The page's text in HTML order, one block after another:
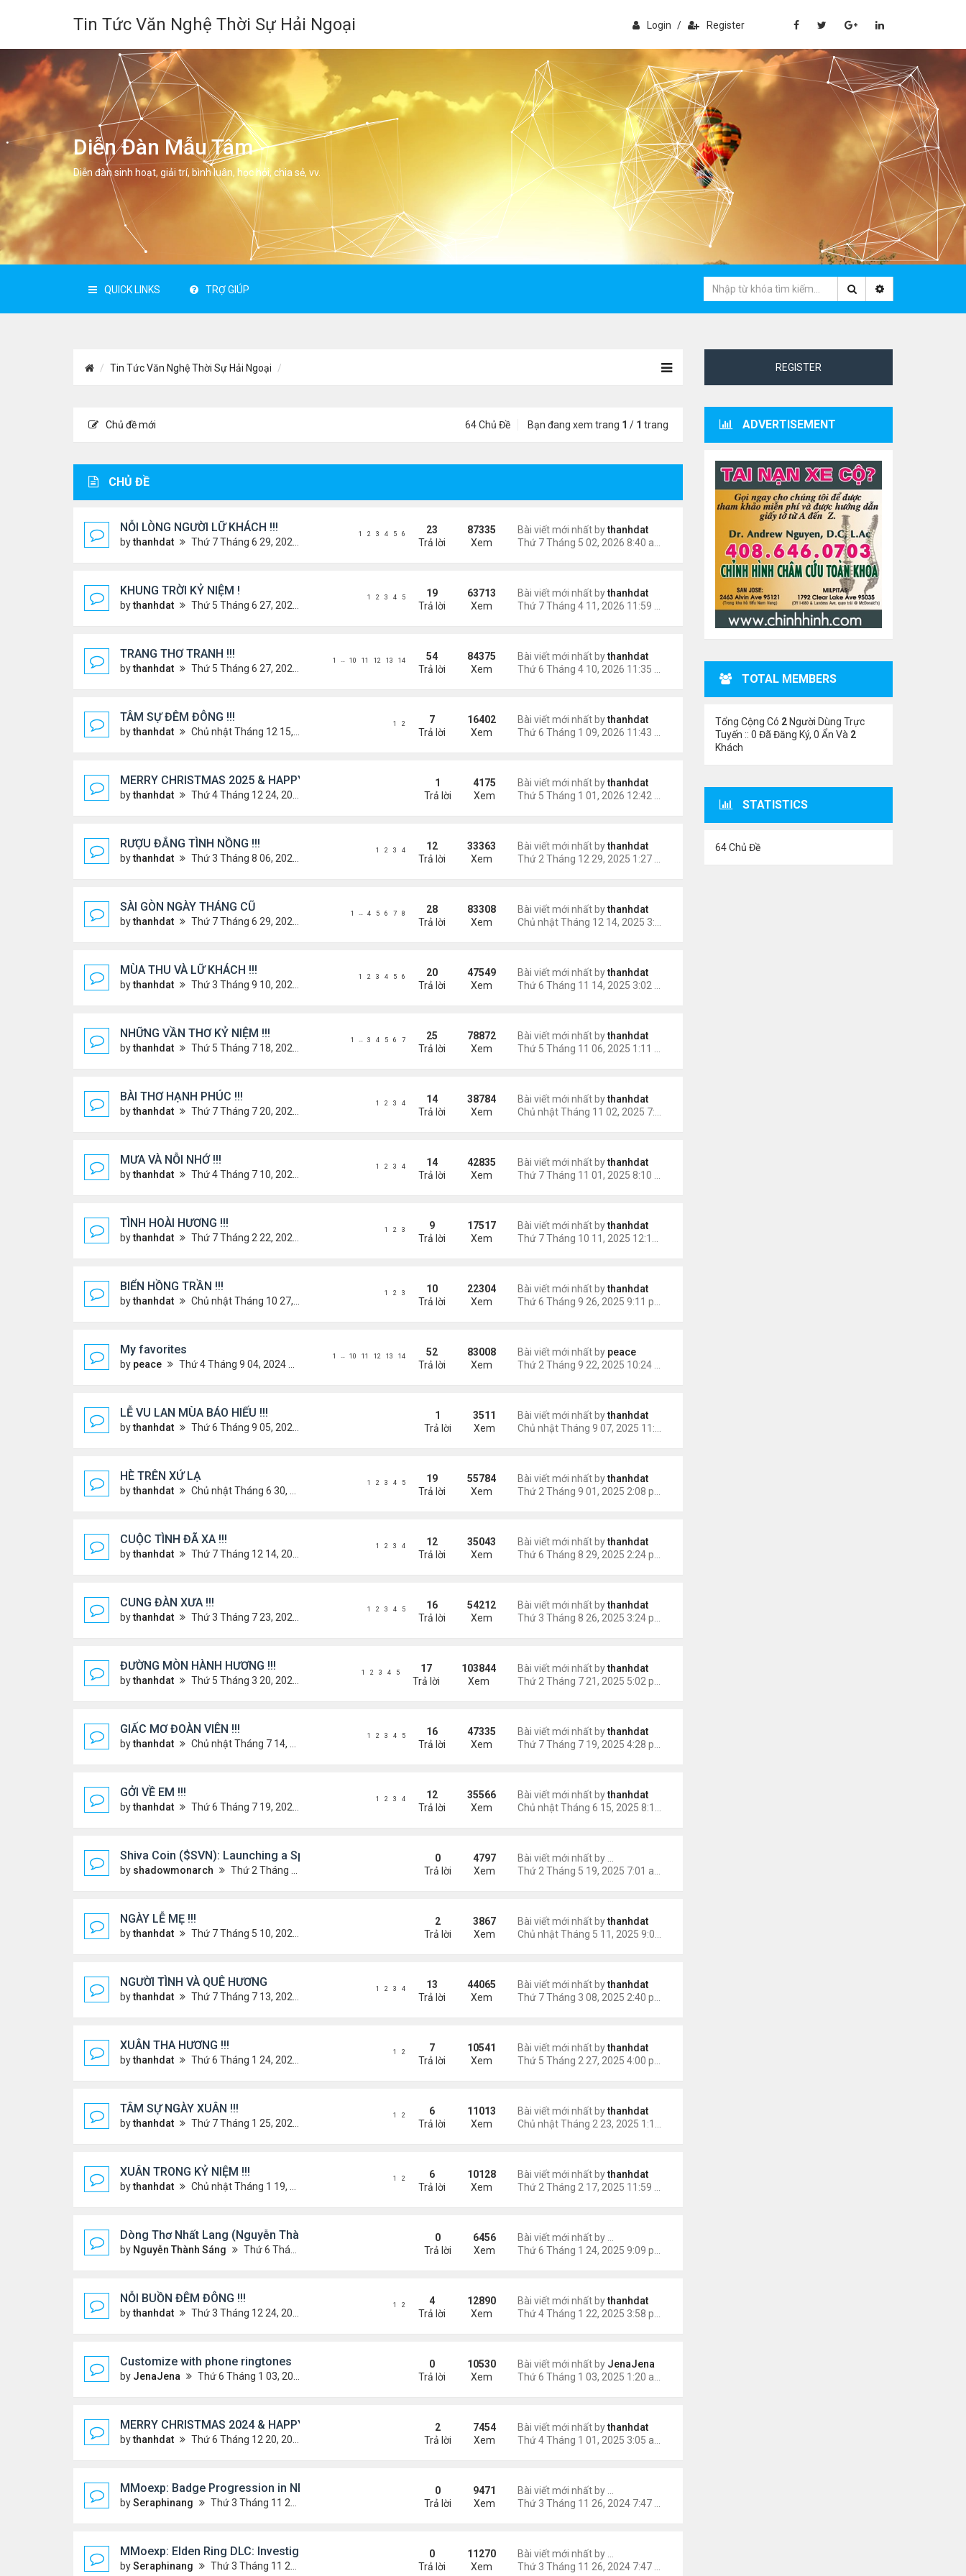
Tin Tức Văn Nghệ Thời Sự Hải Ngoại Login / Register
Diễn Đàn Mẫu Tâm
Diễn đàn sinh hoạt, giải trí, bình luân, học hỏi, chia sẻ, vv.
QUICK LINKS TRỢ GIÚP
Tin Tức Văn Nghệ Thời Sự Hải Ngoại
Chủ đề mới 64 Chủ Đề Bạn đang xem trang 1 / 1 trang
CHỦ ĐỀ
NỖI LÒNG NGƯỜI LỮ KHÁCH !!!
bythanhdat Thứ 7 Tháng 6 29, 2024 5:28 pm
Bài viết mới nhất bythanhdat
23
Trả lời
87335
Xem
1 2 3 4 5 6
KHUNG TRỜI KỶ NIỆM !
bythanhdat Thứ 5 Tháng 6 27, 2024 9:56 am
Bài viết mới nhất bythanhdat
19
Trả lời
63713
Xem
1 2 3 4 5
TRANG THƠ TRANH !!!
bythanhdat Thứ 5 Tháng 6 27, 2024 3:38 pm
Bài viết mới nhất bythanhdat
54
Trả lời
84375
Xem
1 … 10 11 12 13 14
TÂM SỰ ĐÊM ĐÔNG !!!
bythanhdat Chủ nhật Tháng 12 15, 2024 9:37 am
Bài viết mới nhất bythanhdat
7
Trả lời
16402
Xem
1 2
MERRY CHRISTMAS 2025 & HAPPY NEW YEAR 2026
bythanhdat Thứ 4 Tháng 12 24, 2025 1:30 pm
Bài viết mới nhất bythanhdat
1
Trả lời
4175
Xem
RƯỢU ĐẮNG TÌNH NỒNG !!!
bythanhdat Thứ 3 Tháng 8 06, 2024 3:49 pm
Bài viết mới nhất bythanhdat
12
Trả lời
33363
Xem
1 2 3 4
SÀI GÒN NGÀY THÁNG CŨ
bythanhdat Thứ 7 Tháng 6 29, 2024 9:26 am
Bài viết mới nhất bythanhdat
28
Trả lời
83308
Xem
1 … 4 5 6 7 8
MÙA THU VÀ LỮ KHÁCH !!!
bythanhdat Thứ 3 Tháng 9 10, 2024 1:52 pm
Bài viết mới nhất bythanhdat
20
Trả lời
47549
Xem
1 2 3 4 5 6
NHỮNG VẦN THƠ KỶ NIỆM !!!
bythanhdat Thứ 5 Tháng 7 18, 2024 9:14 am
Bài viết mới nhất bythanhdat
25
Trả lời
78872
Xem
1 … 3 4 5 6 7
BÀI THƠ HẠNH PHÚC !!!
bythanhdat Thứ 7 Tháng 7 20, 2024 2:25 pm
Bài viết mới nhất bythanhdat
14
Trả lời
38784
Xem
1 2 3 4
MƯA VÀ NỖI NHỚ !!!
bythanhdat Thứ 4 Tháng 7 10, 2024 8:41 am
Bài viết mới nhất bythanhdat
14
Trả lời
42835
Xem
1 2 3 4
TÌNH HOÀI HƯƠNG !!!
bythanhdat Thứ 7 Tháng 2 22, 2025 1:32 pm
Bài viết mới nhất bythanhdat
9
Trả lời
17517
Xem
1 2 3
BIỂN HỒNG TRẦN !!!
bythanhdat Chủ nhật Tháng 10 27, 2024 2:17 pm
Bài viết mới nhất bythanhdat
10
Trả lời
22304
Xem
1 2 3
My favorites
by peace Thứ 4 Tháng 9 04, 2024 12:11 pm
Bài viết mới nhất by peace
52
Trả lời
83008
Xem
1 … 10 11 12 13 14
LỄ VU LAN MÙA BÁO HIẾU !!!
bythanhdat Thứ 6 Tháng 9 05, 2025 1:52 pm
Bài viết mới nhất bythanhdat
1
Trả lời
3511
Xem
HÈ TRÊN XỨ LẠ
bythanhdat Chủ nhật Tháng 6 30, 2024 12:19 pm
Bài viết mới nhất bythanhdat
19
Trả lời
55784
Xem
1 2 3 4 5
CUỘC TÌNH ĐÃ XA !!!
bythanhdat Thứ 7 Tháng 12 14, 2024 2:15 am
Bài viết mới nhất bythanhdat
12
Trả lời
35043
Xem
1 2 3 4
CUNG ĐÀN XƯA !!!
bythanhdat Thứ 3 Tháng 7 23, 2024 3:22 pm
Bài viết mới nhất bythanhdat
16
Trả lời
54212
Xem
1 2 3 4 5
ĐƯỜNG MÒN HÀNH HƯƠNG !!!
bythanhdat Thứ 5 Tháng 3 20, 2025 5:00 pm
Bài viết mới nhất bythanhdat
17
Trả lời
103844
Xem
1 2 3 4 5
GIẤC MƠ ĐOÀN VIÊN !!!
bythanhdat Chủ nhật Tháng 7 14, 2024 10:46 am
Bài viết mới nhất bythanhdat
16
Trả lời
47335
Xem
1 2 3 4 5
GỞI VỀ EM !!!
bythanhdat Thứ 6 Tháng 7 19, 2024 5:22 pm
Bài viết mới nhất bythanhdat
12
Trả lời
35566
Xem
1 2 3 4
Shiva Coin ($SVN): Launching a Spiritually Backed Token
by shadowmonarch Thứ 2 Tháng 5 19, 2025 7:01 am
0
Trả lời
4797
Xem
NGÀY LỄ MẸ !!!
bythanhdat Thứ 7 Tháng 5 10, 2025 4:21 pm
Bài viết mới nhất bythanhdat
2
Trả lời
3867
Xem
NGƯỜI TÌNH VÀ QUÊ HƯƠNG
bythanhdat Thứ 7 Tháng 7 13, 2024 12:55 pm
Bài viết mới nhất bythanhdat
13
Trả lời
44065
Xem
1 2 3 4
XUÂN THA HƯƠNG !!!
bythanhdat Thứ 6 Tháng 1 24, 2025 2:26 am
Bài viết mới nhất bythanhdat
7
Trả lời
10541
Xem
1 2
TÂM SỰ NGÀY XUÂN !!!
bythanhdat Thứ 7 Tháng 1 25, 2025 10:28 am
Bài viết mới nhất bythanhdat
6
Trả lời
11013
Xem
1 2
XUÂN TRONG KỶ NIỆM !!!
bythanhdat Chủ nhật Tháng 1 19, 2025 9:05 am
Bài viết mới nhất bythanhdat
6
Trả lời
10128
Xem
1 2
Dòng Thơ Nhất Lang (Nguyễn Thành Sáng) - 1
by Nguyễn Thành Sáng Thứ 6 Tháng 1 24, 2025 9:09 pm
0
Trả lời
6456
Xem
NỖI BUỒN ĐÊM ĐÔNG !!!
bythanhdat Thứ 3 Tháng 12 24, 2024 9:44 am
Bài viết mới nhất bythanhdat
4
Trả lời
12890
Xem
1 2
Customize with phone ringtones
by JenaJena Thứ 6 Tháng 1 03, 2025 1:20 am
Bài viết mới nhất by JenaJena
0
Trả lời
10530
Xem
MERRY CHRISTMAS 2024 & HAPPY NEW YEAR 2025
bythanhdat Thứ 6 Tháng 12 20, 2024 2:25 pm
Bài viết mới nhất bythanhdat
2
Trả lời
7454
Xem
MMoexp: Badge Progression in NBA 2K25 is Revolutionizing the Game
bySeraphinang Thứ 3 Tháng 11 26, 2024 7:47 pm
0
Trả lời
9471
Xem
MMoexp: Elden Ring DLC: Investigating the Giant Volcano Cauldron’s Role
bySeraphinang Thứ 3 Tháng 11 26, 2024 7:47 pm
0
Trả lời
11270
Xem
REGISTER
ADVERTISEMENT
TOTAL MEMBERS
Tổng Cộng Có 2Người Dùng Trực
Tuyến :: 0 Đã Đăng Ký, 0 Ẩn Và 2
Khách
STATISTICS
64 Chủ Đề